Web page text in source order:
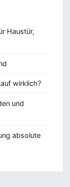
Haustür,
wirklich?
und
absolute